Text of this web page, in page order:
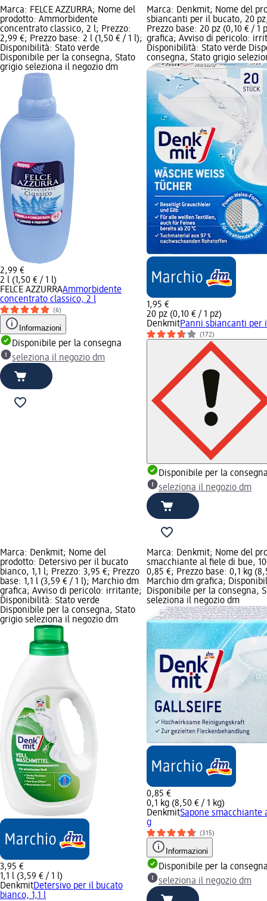
Marca: FELCE AZZURRA; Nome del
prodotto: Ammorbidente
concentrato classico, 2 l; Prezzo:
2,99 €; Prezzo base: 2 l (1,50 € / 1 l);
Disponibilità: Stato verde
Disponibile per la consegna, Stato
grigio seleziona il negozio dm
2,99 €
2 l (1,50 € / 1 l)
FELCE AZZURRAAmmorbidente
concentrato classico, 2 l
(6)
Informazioni
Disponibile per la consegna
seleziona il negozio dm
Marca: Denkmit; Nome del
sbiancanti per il bucato, 20
Prezzo base: 20 pz (0,10 € / 1
grafica; Avviso di pericolo:
Disponibilità: Stato verde
consegna, Stato grigio
1,95 €
20 pz (0,10 € / 1 pz)
DenkmitPanni sbiancanti per
(172)
Disponibile per la
seleziona il negozio dm
Marca: Denkmit; Nome del
prodotto: Detersivo per il bucato
bianco, 1,1 l; Prezzo: 3,95 €; Prezzo
base: 1,1 l (3,59 € / 1 l); Marchio dm
grafica; Avviso di pericolo: irritante;
Disponibilità: Stato verde
Disponibile per la consegna, Stato
grigio seleziona il negozio dm
3,95 €
1,1 l (3,59 € / 1 l)
DenkmitDetersivo per il bucato
bianco, 1,1 l
Marca: Denkmit; Nome del
smacchiante al fiele di bue,
0,85 €; Prezzo base: 0,1 kg
Marchio dm grafica;
Disponibile per la consegna,
seleziona il negozio dm
0,85 €
0,1 kg (8,50 € / 1 kg)
DenkmitSapone smacchiante
g
(315)
Informazioni
Disponibile per la
seleziona il negozio dm